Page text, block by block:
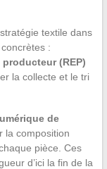
textile dans
:
(REP)
la collecte et le tri
de
la composition
pièce. Ces
d’ici la fin de la